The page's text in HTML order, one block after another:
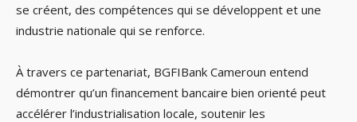
se créent, des compétences qui se développent et une
industrie nationale qui se renforce.
À travers ce partenariat, BGFIBank Cameroun entend
démontrer qu’un financement bancaire bien orienté peut
accélérer l’industrialisation locale, soutenir les